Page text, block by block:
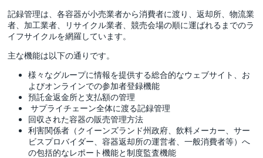
記録管理は、各容器が小売業者から消費者に渡り、返却所、物流業
者、加工業者、リサイクル業者、競売会場の順に運ばれるまでのラ
イフサイクルを網羅しています。
主な機能は以下の通りです。
様々なグループに情報を提供する総合的なウェブサイト、お
よびオンラインでの参加者登録機能
預託金返金所と支払額の管理
サプライチェーン全体に渡る記録管理
回収された容器の販売管理方法
利害関係者（クイーンズランド州政府、飲料メーカー、サー
ビスプロバイダー、容器返却所の運営者、一般消費者等）へ
の包括的なレポート機能と制度監査機能